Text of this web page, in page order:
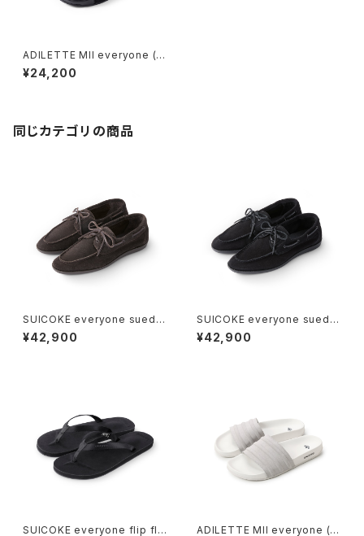
ADILETTE MII everyone (C
ORE BLACK)
¥24,200
同じカテゴリの商品
SUICOKE everyone suede
deck shoes (D.BROWN)
¥42,900
SUICOKE everyone suede
deck shoes (BLACK)
¥42,900
SUICOKE everyone flip flo
ADILETTE MII everyone (W